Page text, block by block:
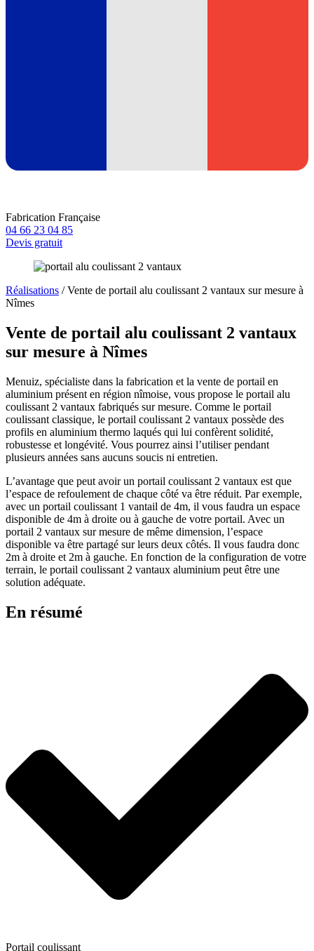
Fabrication Française
04 66 23 04 85
Devis gratuit
Réalisations / Vente de portail alu coulissant 2 vantaux sur mesure à
Nîmes
Vente de portail alu coulissant 2 vantaux
sur mesure à Nîmes
Menuiz, spécialiste dans la fabrication et la vente de portail en
aluminium présent en région nîmoise, vous propose le portail alu
coulissant 2 vantaux fabriqués sur mesure. Comme le portail
coulissant classique, le portail coulissant 2 vantaux possède des
profils en aluminium thermo laqués qui lui confèrent solidité,
robustesse et longévité. Vous pourrez ainsi l’utiliser pendant
plusieurs années sans aucuns soucis ni entretien.
L’avantage que peut avoir un portail coulissant 2 vantaux est que
l’espace de refoulement de chaque côté va être réduit. Par exemple,
avec un portail coulissant 1 vantail de 4m, il vous faudra un espace
disponible de 4m à droite ou à gauche de votre portail. Avec un
portail 2 vantaux sur mesure de même dimension, l’espace
disponible va être partagé sur leurs deux côtés. Il vous faudra donc
2m à droite et 2m à gauche. En fonction de la configuration de votre
terrain, le portail coulissant 2 vantaux aluminium peut être une
solution adéquate.
En résumé
Portail coulissant